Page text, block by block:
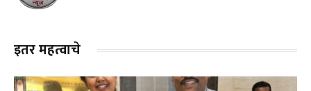
इतर महत्वाचे